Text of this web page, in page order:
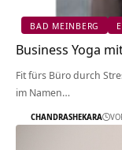
BAD MEINBERG
Business Yoga
Fit fürs Büro durch
im Namen…
CHANDRASHEKARA